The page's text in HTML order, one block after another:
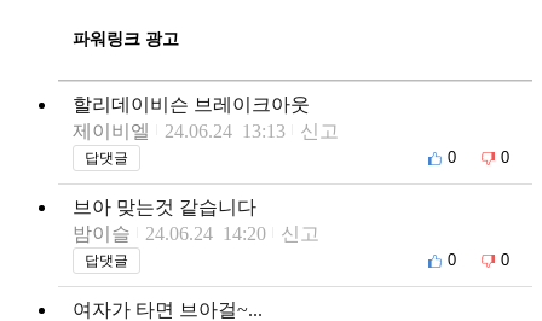
파워링크 광고
할리데이비슨 브레이크아웃
제이비엘
24.06.24 13:13 신고
답댓글 0 0
브아 맞는것 같습니다
밤이슬
24.06.24 14:20 신고
답댓글 0 0
여자가 타면 브아걸~...